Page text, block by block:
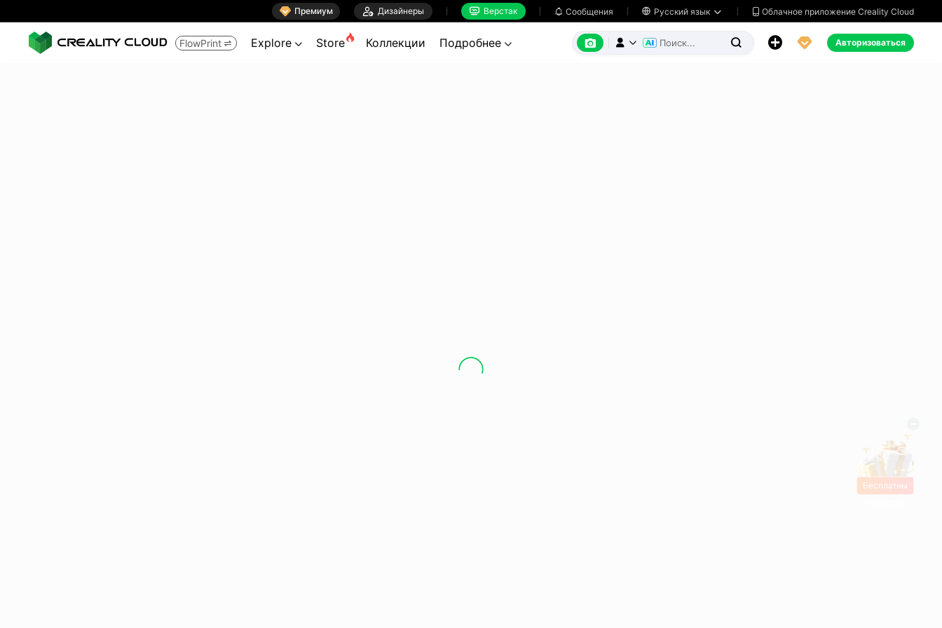
 Премиум  Дизайнеры  Верстак  Сообщения  Русский язык   Облачное приложение Creality Cloud
FlowPrint  Explore  Store Коллекции Подробнее        Авторизоваться
Бесплатны